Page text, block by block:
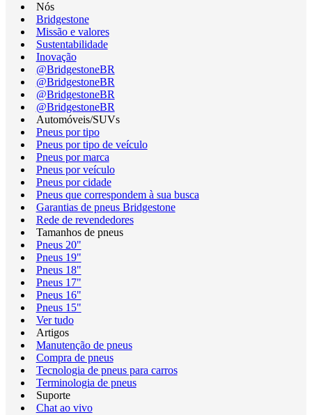
Nós
Bridgestone
Missão e valores
Sustentabilidade
Inovação
@BridgestoneBR
@BridgestoneBR
@BridgestoneBR
@BridgestoneBR
Automóveis/SUVs
Pneus por tipo
Pneus por tipo de veículo
Pneus por marca
Pneus por veículo
Pneus por cidade
Pneus que correspondem à sua busca
Garantias de pneus Bridgestone
Rede de revendedores
Tamanhos de pneus
Pneus 20"
Pneus 19"
Pneus 18"
Pneus 17"
Pneus 16"
Pneus 15"
Ver tudo
Artigos
Manutenção de pneus
Compra de pneus
Tecnologia de pneus para carros
Terminologia de pneus
Suporte
Chat ao vivo